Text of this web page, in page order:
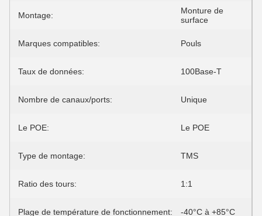
Montage:
Monture de
surface
Marques compatibles: Pouls
Taux de données: 100Base-T
Nombre de canaux/ports: Unique
Le POE: Le POE
Type de montage: TMS
Ratio des tours: 1:1
Plage de température de fonctionnement: -40°C à +85°C